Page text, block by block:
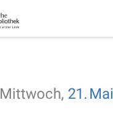
Mittwoch, 21. Mai